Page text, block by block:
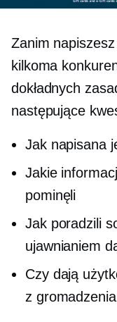
Zanim
kilkoma
dokładnych
następujące
Jak napisana
Jakie
pominęli
Jak poradzili
ujawnianiem
Czy dają
z